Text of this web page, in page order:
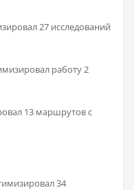
27 исследований
работу 2
13 маршрутов с
34